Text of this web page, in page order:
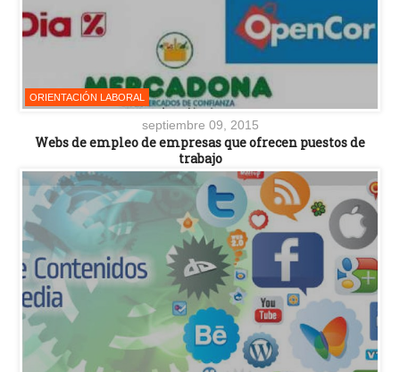
ORIENTACIÓN LABORAL
septiembre 09, 2015
Webs de empleo de empresas que ofrecen puestos de
trabajo